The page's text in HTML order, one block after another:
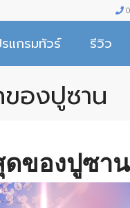
รแกรมทัวร์ รีวิว
องปูซาน
ของปูซาน